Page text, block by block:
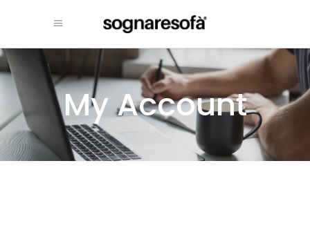
My Account